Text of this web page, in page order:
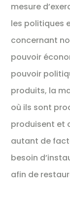
mesure
les politiques
concernant
pouvoir
pouvoir
produits, la
où ils sont
produisent et
autant de
besoin
afin de